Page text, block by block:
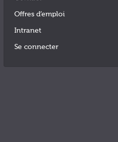
Offres d’emploi
Intranet
Se connecter